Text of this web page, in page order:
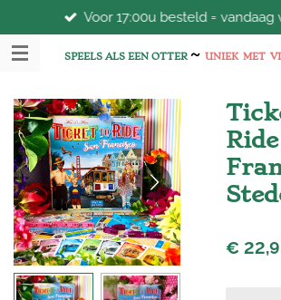
direct
naar
hoofdinhoud
SPEELS ALS EEN OTTER~ UNIEK MET
Voor 17:00u besteld = vandaag
€